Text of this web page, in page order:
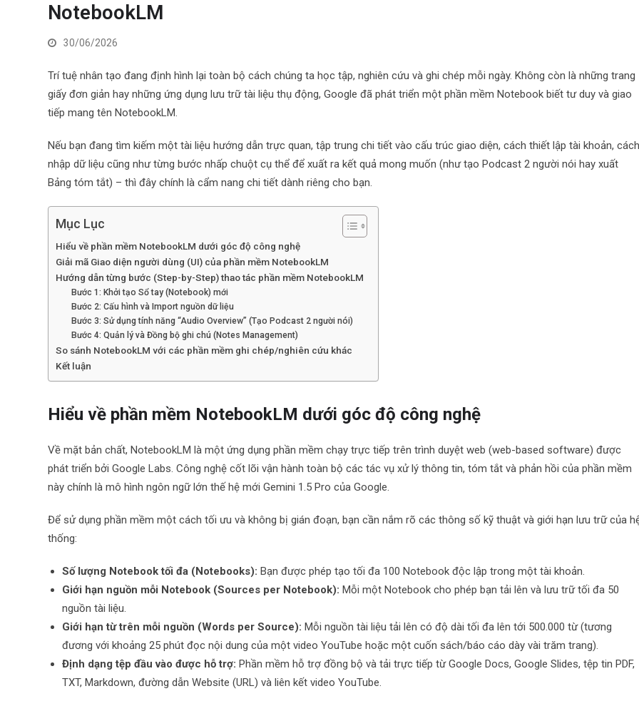
NotebookLM
30/06/2026
Trí tuệ nhân tạo đang định hình lại toàn bộ cách chúng ta học tập, nghiên cứu và ghi chép mỗi ngày. Không còn là những trang
giấy đơn giản hay những ứng dụng lưu trữ tài liệu thụ động, Google đã phát triển một phần mềm Notebook biết tư duy và giao
tiếp mang tên NotebookLM.
Nếu bạn đang tìm kiếm một tài liệu hướng dẫn trực quan, tập trung chi tiết vào cấu trúc giao diện, cách thiết lập tài khoản,
nhập dữ liệu cũng như từng bước nhấp chuột cụ thể để xuất ra kết quả mong muốn (như tạo Podcast 2 người nói hay xuất
Bảng tóm tắt) – thì đây chính là cẩm nang chi tiết dành riêng cho bạn.
Mục Lục
Hiểu về phần mềm NotebookLM dưới góc độ công nghệ
Giải mã Giao diện người dùng (UI) của phần mềm NotebookLM
Hướng dẫn từng bước (Step-by-Step) thao tác phần mềm NotebookLM
Bước 1: Khởi tạo Sổ tay (Notebook) mới
Bước 2: Cấu hình và Import nguồn dữ liệu
Bước 3: Sử dụng tính năng “Audio Overview” (Tạo Podcast 2 người nói)
Bước 4: Quản lý và Đồng bộ ghi chú (Notes Management)
So sánh NotebookLM với các phần mềm ghi chép/nghiên cứu khác
Kết luận
Hiểu về phần mềm NotebookLM dưới góc độ công nghệ
Về mặt bản chất, NotebookLM là một ứng dụng phần mềm chạy trực tiếp trên trình duyệt web (web-based software) được
phát triển bởi Google Labs. Công nghệ cốt lõi vận hành toàn bộ các tác vụ xử lý thông tin, tóm tắt và phản hồi của phần mềm
này chính là mô hình ngôn ngữ lớn thế hệ mới Gemini 1.5 Pro của Google.
Để sử dụng phần mềm một cách tối ưu và không bị gián đoạn, bạn cần nắm rõ các thông số kỹ thuật và giới hạn lưu trữ của
thống:
Số lượng Notebook tối đa (Notebooks): Bạn được phép tạo tối đa 100 Notebook độc lập trong một tài khoản.
Giới hạn nguồn mỗi Notebook (Sources per Notebook): Mỗi một Notebook cho phép bạn tải lên và lưu trữ tối đa 50
nguồn tài liệu.
Giới hạn từ trên mỗi nguồn (Words per Source): Mỗi nguồn tài liệu tải lên có độ dài tối đa lên tới 500.000 từ (tương
đương với khoảng 25 phút đọc nội dung của một video YouTube hoặc một cuốn sách/báo cáo dày vài trăm trang).
Định dạng tệp đầu vào được hỗ trợ: Phần mềm hỗ trợ đồng bộ và tải trực tiếp từ Google Docs, Google Slides, tệp tin PDF,
TXT, Markdown, đường dẫn Website (URL) và liên kết video YouTube.